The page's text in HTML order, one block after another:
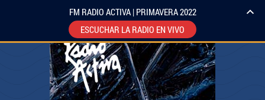
FM RADIO ACTIVA | PRIMAVERA 2022
ESCUCHAR LA RADIO EN VIVO